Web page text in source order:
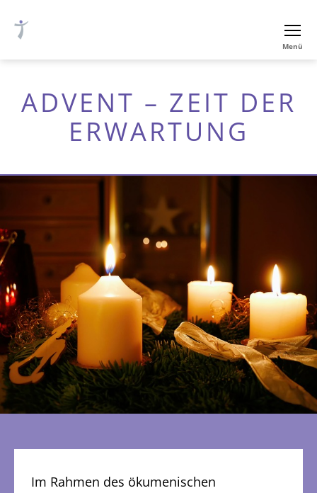
luth.
Nürnberg
Menü
ADVENT – ZEIT DER
ERWARTUNG
Im Rahmen des ökumenischen